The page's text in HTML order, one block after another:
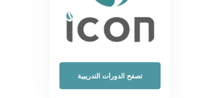
تصفح الدورات التدريبية